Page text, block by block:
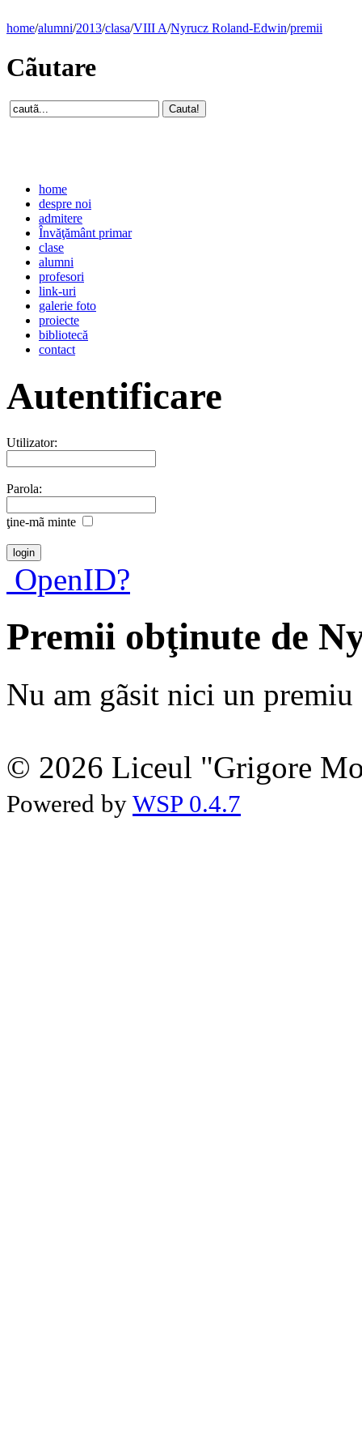
home/alumni/2013/clasa/VIII A/Nyrucz Roland-Edwin/premii
Cãutare
home
despre noi
admitere
Învăţământ primar
clase
alumni
profesori
link-uri
galerie foto
proiecte
bibliotecă
contact
Autentificare
Utilizator:
Parola:
ţine-mã minte
OpenID?
Premii obţinute de
Nu am gãsit nici un premiu
© 2026 Liceul "Grigore
Powered by WSP 0.4.7